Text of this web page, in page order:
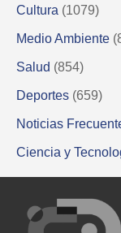
Cultura (1079)
Medio Ambiente
Salud (854)
Deportes (659)
Noticias
Ciencia y